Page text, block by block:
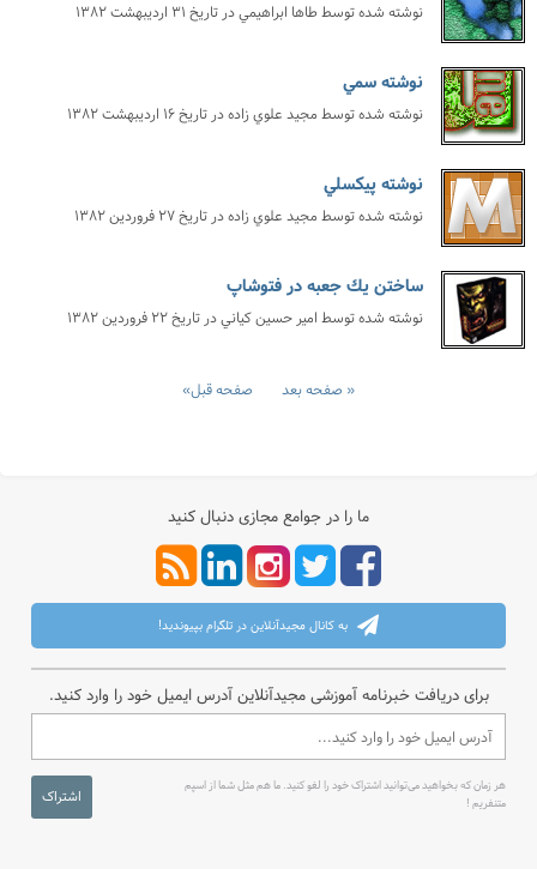
نوشته شده توسط طاها ابراهيميدر تاریخ ۳۱ اردیبهشت ۱۳۸۲
نوشته سمي
نوشته شده توسط مجيد علوي زادهدر تاریخ۱۶ اردیبهشت ۱۳۸۲
نوشته پيكسلي
نوشته شده توسط مجيد علوي زادهدر تاریخ۲۷ فروردین ۱۳۸۲
ساختن يك جعبه در فتوشاپ
نوشته شده توسط امير حسين كيانيدر تاریخ۲۲ فروردین ۱۳۸۲
صفحه قبل صفحه بعد
ما را در جوامع مجازی دنبال کنید
به کانال مجیدآنلاین در تلگرام بپیوندید!
برای دریافت خبرنامه آموزشی مجیدآنلاین آدرس ایمیل خود را وارد کنید.
هر زمان که بخواهید می‌توانید اشتراک خود را لغو کنید. ما هم مثل شما از اسپم
متنفریم !
اشتراک